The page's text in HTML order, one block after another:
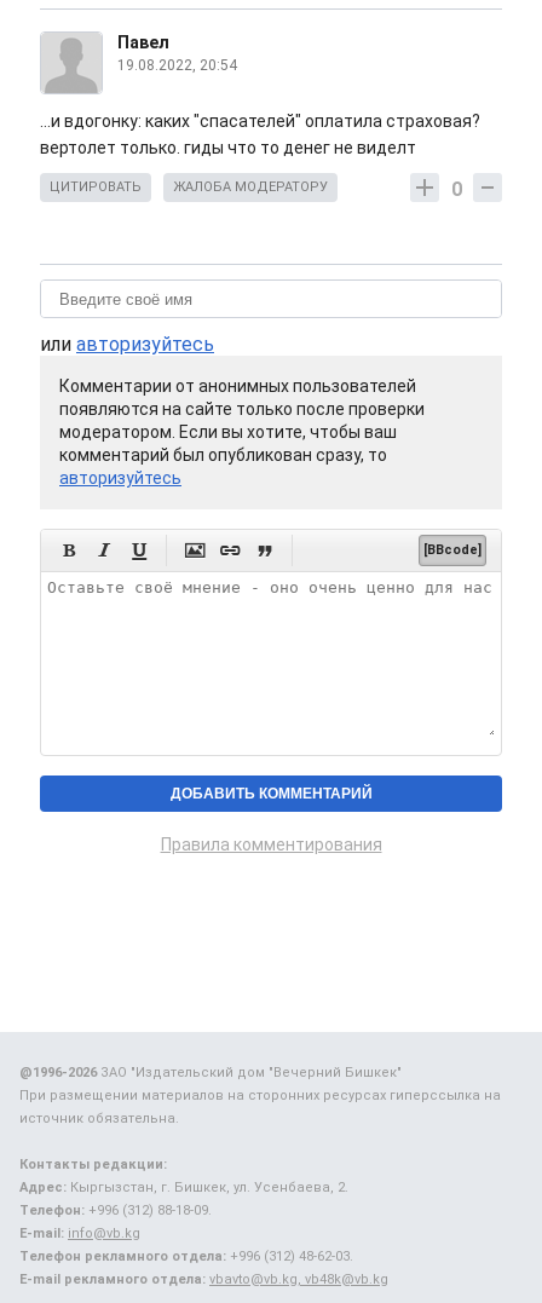
Павел
19.08.2022, 20:54
...и вдогонку: каких "спасателей" оплатила страховая?
вертолет только. гиды что то денег не виделт
0
ЦИТИРОВАТЬ ЖАЛОБА МОДЕРАТОРУ
или авторизуйтесь
Комментарии от анонимных пользователей
появляются на сайте только после проверки
модератором. Если вы хотите, чтобы ваш
комментарий был опубликован сразу, то
авторизуйтесь
      [BBcode]
Правила комментирования
@1996-2026ЗАО "Издательский дом "Вечерний Бишкек"
При размещении материалов на сторонних ресурсах гиперссылка на
источник обязательна.
Контакты редакции:
Адрес: Кыргызстан, г. Бишкек, ул. Усенбаева, 2.
Телефон: +996 (312) 88-18-09.
E-mail: info@vb.kg
Телефон рекламного отдела: +996 (312) 48-62-03.
E-mail рекламного отдела: vbavto@vb.kg, vb48k@vb.kg